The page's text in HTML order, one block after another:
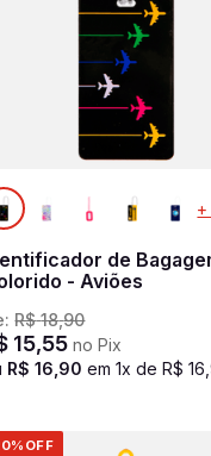
de
- Aviões
R$ 18,90
15,55 no Pix
R$ 16 90 em1x deR$ 16 ,
OFF